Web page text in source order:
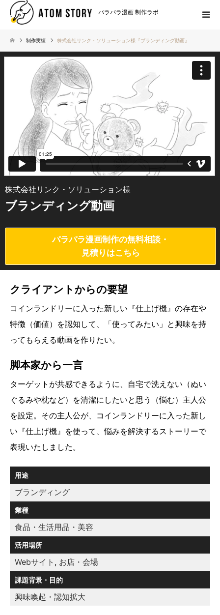
パラパラ漫画 制作ラボ
制作実績 株式会社リンク・ソリューション様『ブランディング動画』
株式会社リンク・ソリューション様
ブランディング動画
パラパラ漫画制作の無料相談・
見積りはこちら
クライアントからの要望
コインランドリーに入った新しい『仕上げ機』の存在や
特徴（価値）を認知して、「使ってみたい」と興味を持
ってもらえる動画を作りたい。
脚本家から一言
ターゲットが共感できるように、自宅で洗えない（ぬい
ぐるみや枕など）を清潔にしたいと思う（悩む）主人公
を設定。その主人公が、コインランドリーに入った新し
い『仕上げ機』を使って、悩みを解決するストーリーで
表現いたしました。
用途
ブランディング
業種
食品・生活用品・美容
活用場所
Webサイト , お店・会場
課題背景・目的
興味喚起・認知拡大